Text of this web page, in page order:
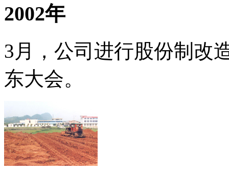
2002年
3月，公司进行股份制改
东大会。